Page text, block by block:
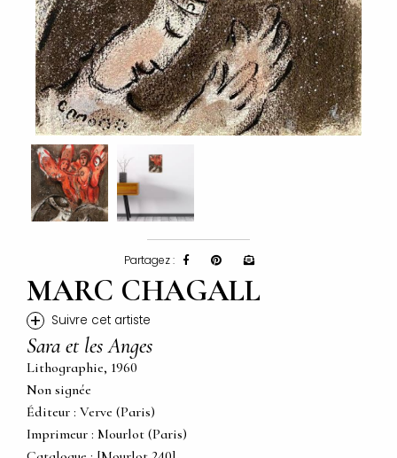
Partagez :
MARC CHAGALL
+ Suivre cet artiste
Sara et les Anges
Lithographie, 1960
Non signée
Éditeur : Verve (Paris)
Imprimeur : Mourlot (Paris)